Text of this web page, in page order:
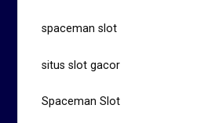
spaceman slot
situs slot gacor
Spaceman Slot